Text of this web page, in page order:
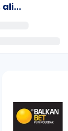
greške